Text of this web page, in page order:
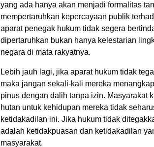
yang ada hanya akan menjadi formalitas
mempertaruhkan kepercayaan publik
aparat penegak hukum tidak segera
dipertaruhkan bukan hanya kelestarian
negara di mata rakyatnya.
Lebih jauh lagi, jika aparat hukum tidak
maka jangan sekali-kali mereka
pinus dengan dalih tanpa izin. Masyarakat
hutan untuk kehidupan mereka tidak
ketidakadilan ini. Jika hukum tidak
adalah ketidakpuasan dan ketidakadilan
masyarakat.